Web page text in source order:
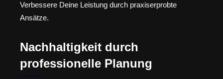
Verbessere Deine Leistung durch praxiserprobte
Ansätze.
Nachhaltigkeit durch
professionelle Planung